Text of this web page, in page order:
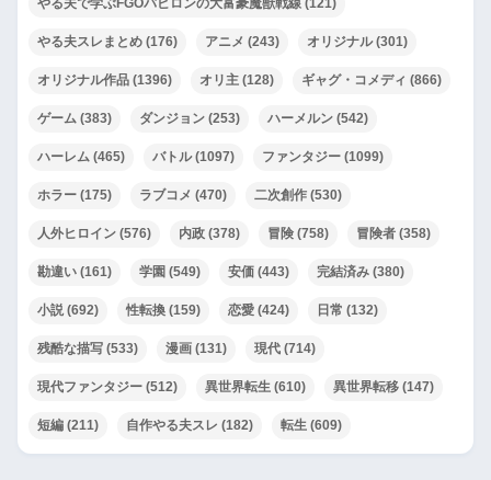
やる夫スレまとめ (176) アニメ (243) オリジナル(301)
オリジナル作品 (1396) オリ主 (128) ギャグ・コメディ (866)
ゲーム (383) ダンジョン (253) ハーメルン (542)
ハーレム (465) バトル(1097) ファンタジー (1099)
ホラー (175) ラブコメ (470) 二次創作 (530)
人外ヒロイン (576) 内政 (378) 冒険 (758) 冒険者 (358)
勘違い (161) 学園 (549) 安価 (443) 完結済み (380)
小説 (692) 性転換 (159) 恋愛 (424) 日常 (132)
残酷な描写 (533) 漫画 (131) 現代 (714)
現代ファンタジー (512) 異世界転生 (610) 異世界転移 (147)
短編 (211) 自作やる夫スレ (182) 転生 (609)